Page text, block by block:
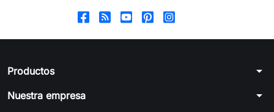
Productos arrow_drop_down
Nuestra empresa arrow_drop_down